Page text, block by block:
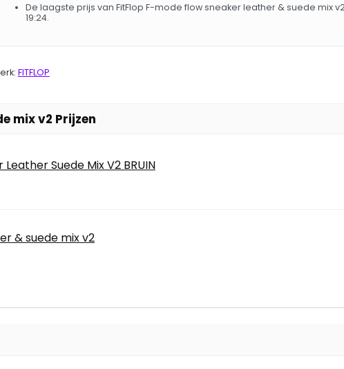
De laagste prijs van FitFlop F-mode flow sneaker leather & suede mix
19:24.
FITFLOP
mix v2 Prijzen
Suede Mix V2 BRUIN
& suede mix v2